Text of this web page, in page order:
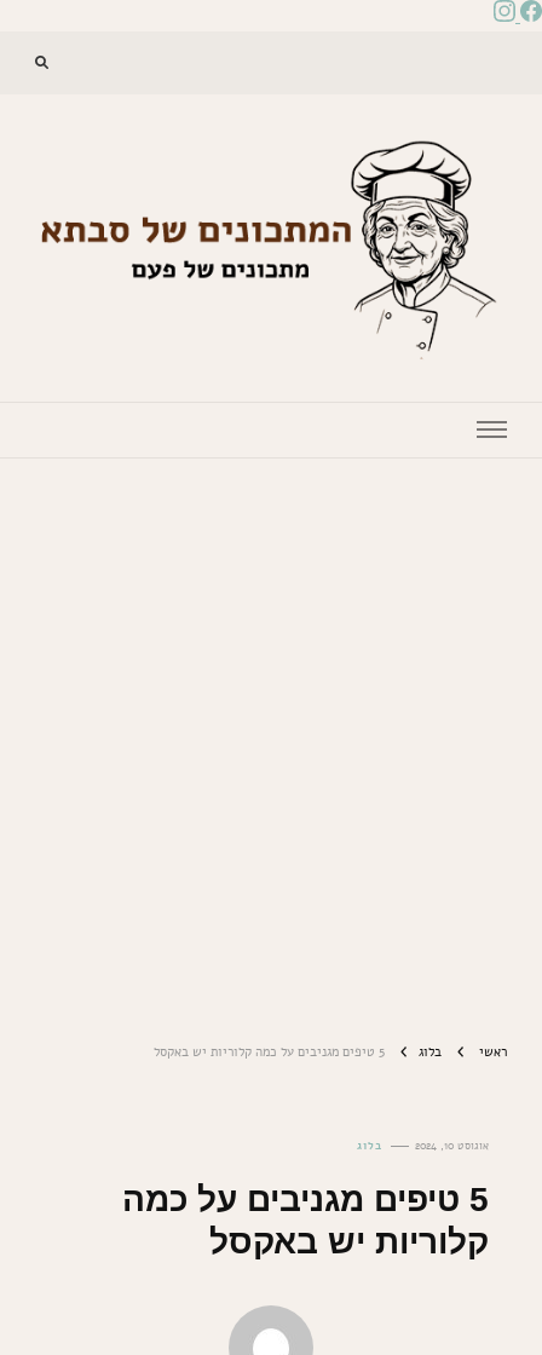
ראשי בלוג 5 טיפים מגניבים על כמה קלוריות יש באקסל
אוגוסט 10, 2024 בלוג
5 טיפים מגניבים על כמה
קלוריות יש באקסל